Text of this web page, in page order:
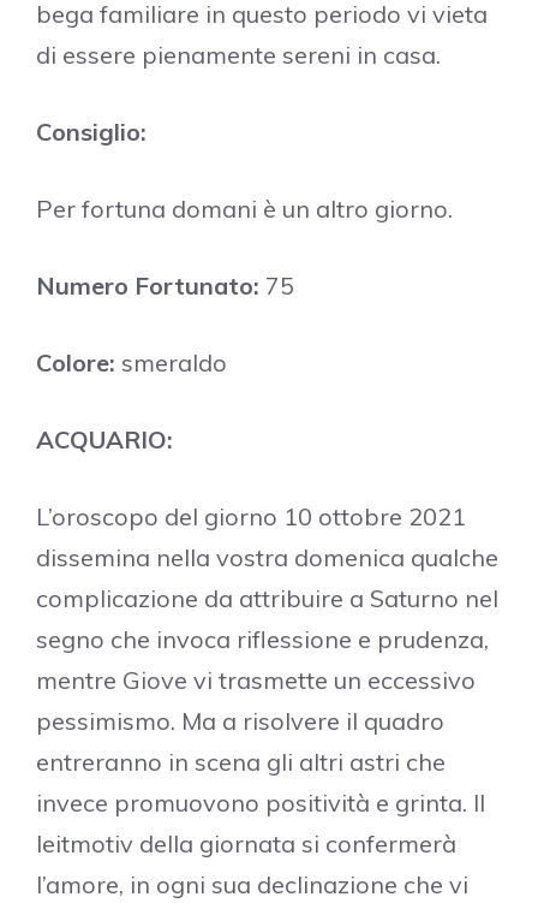
bega familiare in questo periodo vi vieta
di essere pienamente sereni in casa.
Consiglio:
Per fortuna domani è un altro giorno.
Numero Fortunato: 75
Colore: smeraldo
ACQUARIO:
L’oroscopo del giorno 10 ottobre 2021
dissemina nella vostra domenica qualche
complicazione da attribuire a Saturno nel
segno che invoca riflessione e prudenza,
mentre Giove vi trasmette un eccessivo
pessimismo. Ma a risolvere il quadro
entreranno in scena gli altri astri che
invece promuovono positività e grinta. Il
leitmotiv della giornata si confermerà
l’amore, in ogni sua declinazione che vi